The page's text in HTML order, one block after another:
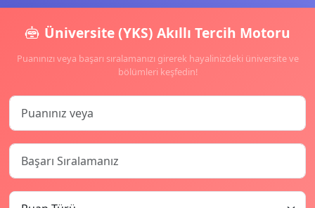
Üniversite (YKS) Akıllı Tercih Motoru
Puanınızı veya başarı sıralamanızı girerek hayalinizdeki üniversite ve
bölümleri keşfedin!